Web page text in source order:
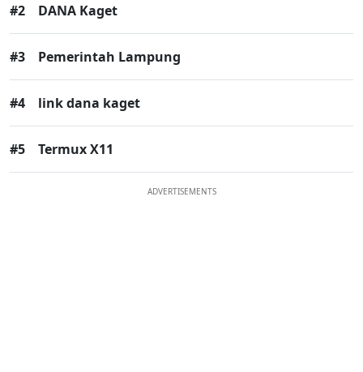
#2 DANA Kaget
#3 Pemerintah Lampung
#4 link dana kaget
#5 Termux X11
ADVERTISEMENTS